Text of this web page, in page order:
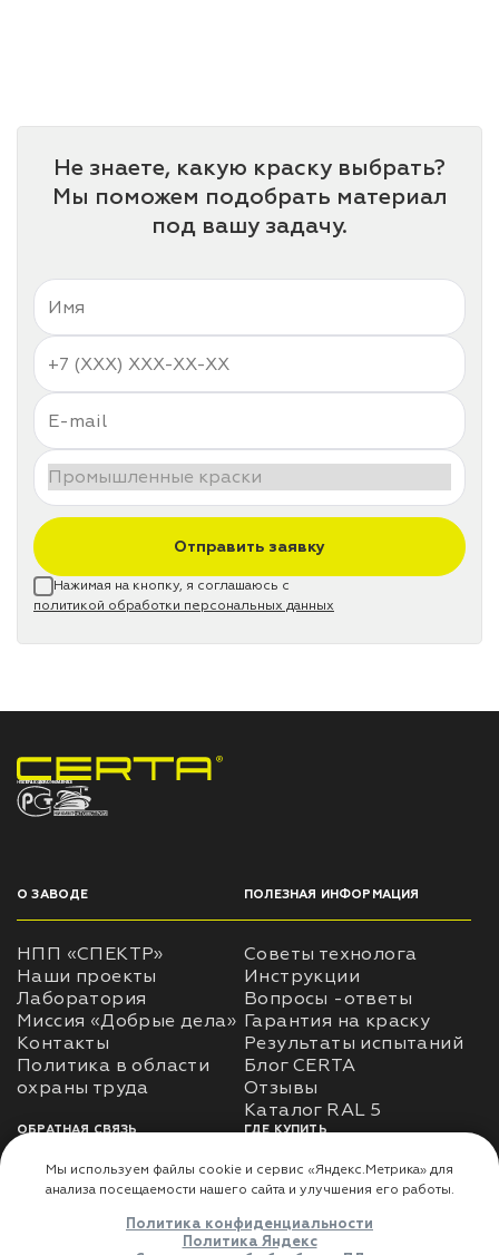
Не знаете, какую краску выбрать?
Мы поможем подобрать материал
под вашу задачу.
Отправить заявку
Нажимая на кнопку, я соглашаюсь с
политикой обработки персональных данных
НПП «СПЕКТР» ЗАВОД ЛАКОКРАСОЧНЫХ МАТЕРИАЛОВ
О ЗАВОДЕ
НПП «СПЕКТР»
Наши проекты
Лаборатория
Миссия «Добрые дела»
Контакты
Политика в области
ПОЛЕЗНАЯ ИНФОРМАЦИЯ
Советы технолога
Инструкции
Вопросы -ответы
Гарантия на краску
Результаты испытаний
Блог CERTA
Отзывы
Каталог RAL 5
ОБРАТНАЯ СВЯЗЬ
Использование
использования личных
ГДЕ КУПИТЬ
Доставка
Где купить